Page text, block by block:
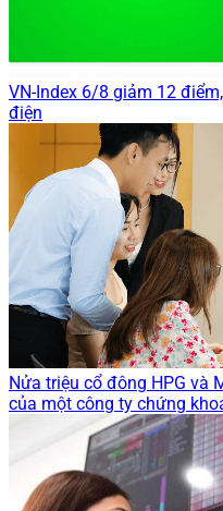
VN-Index 6/8 giảm 12
điện
Nửa triệu cổ đông HPG và
của một công ty chứng